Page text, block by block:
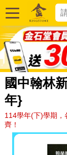
國中翰林
年}
114學年(下)學期，
齊！